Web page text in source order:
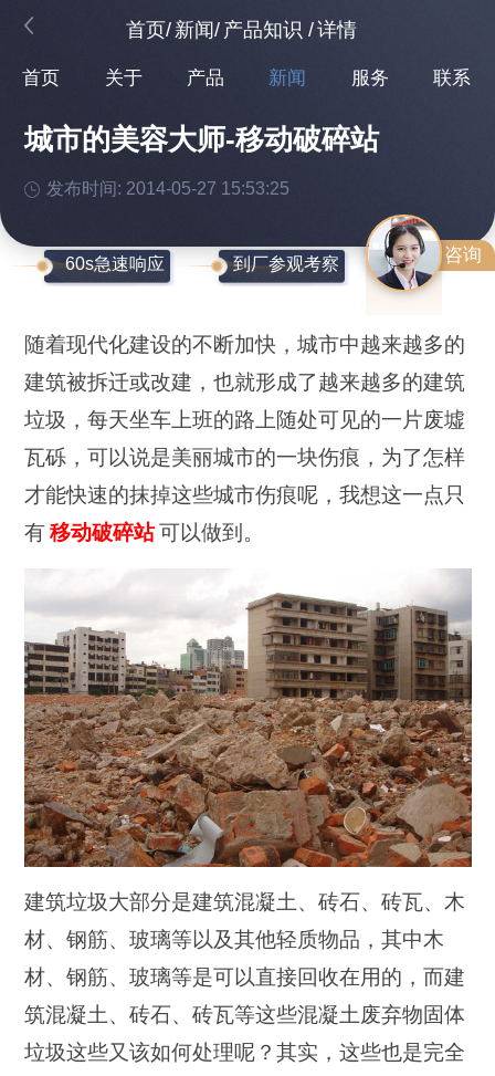
首页/ 新闻/ 产品知识 /详情
首页 关于 产品 新闻 服务 联系
城市的美容大师-移动破碎站
发布时间: 2014-05-27 15:53:25
咨询
60s急速响应 到厂参观考察
随着现代化建设的不断加快，城市中越来越多的
建筑被拆迁或改建，也就形成了越来越多的建筑
垃圾，每天坐车上班的路上随处可见的一片废墟
瓦砾，可以说是美丽城市的一块伤痕，为了怎样
才能快速的抹掉这些城市伤痕呢，我想这一点只
有 移动破碎站 可以做到。
建筑垃圾大部分是建筑混凝土、砖石、砖瓦、木
材、钢筋、玻璃等以及其他轻质物品，其中木
材、钢筋、玻璃等是可以直接回收在用的，而建
筑混凝土、砖石、砖瓦等这些混凝土废弃物固体
垃圾这些又该如何处理呢？其实，这些也是完全